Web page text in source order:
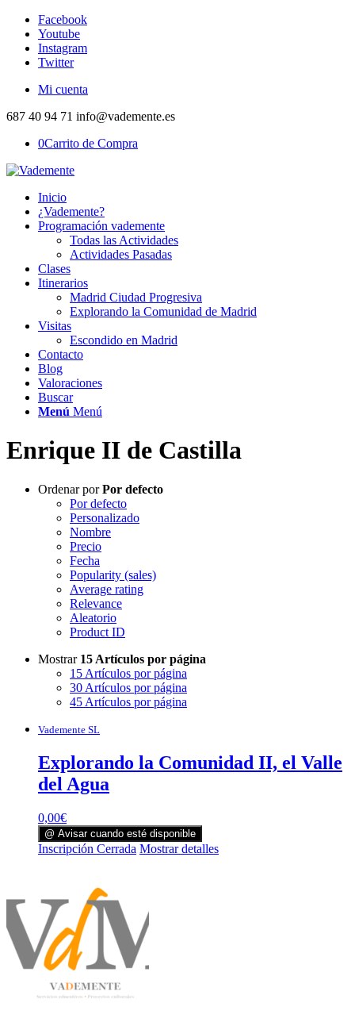
Facebook
Youtube
Instagram
Twitter
Mi cuenta
687 40 94 71 info@vademente.es
0Carrito de Compra
Inicio
¿Vademente?
Programación vademente
Todas las Actividades
Actividades Pasadas
Clases
Itinerarios
Madrid Ciudad Progresiva
Explorando la Comunidad de Madrid
Visitas
Escondido en Madrid
Contacto
Blog
Valoraciones
Buscar
Menú Menú
Enrique II de Castilla
Ordenar porPor defecto
Por defecto
Personalizado
Nombre
Precio
Fecha
Popularity (sales)
Average rating
Relevance
Aleatorio
Product ID
Mostrar 15 Artículos por página
15 Artículos por página
30 Artículos por página
45 Artículos por página
Vademente SL
Explorando la Comunidad II, el Valle
del Agua
0,00€
@ Avisar cuando esté disponible
Inscripción Cerrada Mostrar detalles